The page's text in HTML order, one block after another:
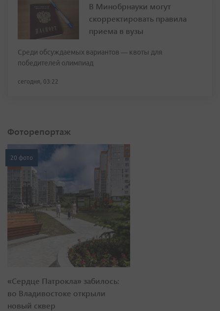
В Минобрнауки могут
скорректировать правила
приема в вузы
Среди обсуждаемых вариантов — квоты для
победителей олимпиад
сегодня, 03:22
Фоторепортаж
20 фото
«Сердце Патрокла» забилось:
во Владивостоке открыли
новый сквер